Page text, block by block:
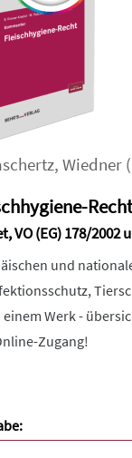
, Wiedner
Recht
VO (EG) 178/2002
und
Werk -
Zugang!